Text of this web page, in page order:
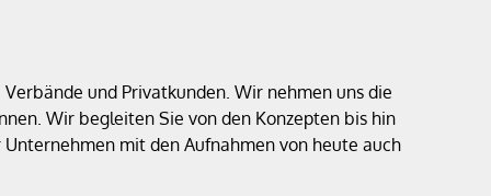
und Privatkunden. Wir nehmen uns die
Wir begleiten Sie von den Konzepten bis hin
mit den Aufnahmen von heute auch